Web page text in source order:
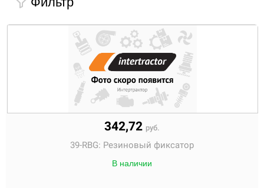
342,72 руб.
39-RBG: Резиновый фиксатор
В наличии